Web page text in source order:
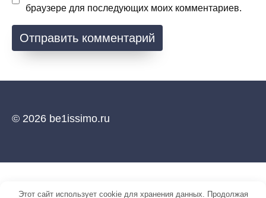
браузере для последующих моих комментариев.
© 2026 be1issimo.ru
Этот сайт использует cookie для хранения данных. Продолжая